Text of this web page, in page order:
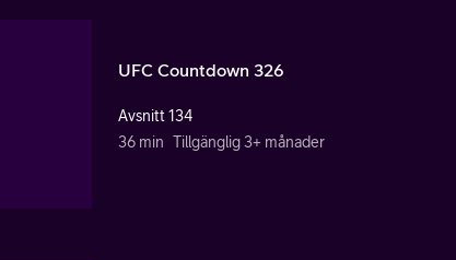
UFC Countdown 326
Avsnitt 134
36 min Tillgänglig 3+ månader